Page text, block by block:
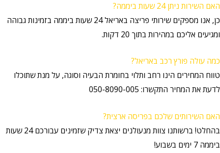
האם השירות ניתן 24 שעות ביממה?
כן, אנו מספקים שירותי פריצה באריאל 24 שעות ביממה בזמינות גבוהה
ומגיעים אליכם במהירות בתוך 20 דקות.
כמה עולה פורץ רכב באריאל?
טווח המחירים הינו רחב ותלוי בחומרת הבעיה וסוגה, על מנת שתוכלו
לדעת את המחיר התקשרו: 050-8090-005
האם השירותים שלכם בפריסה ארצית?
בהחלט! ברשותנו צוות מנעולנים יצאת צדיק שזמינים עבורכם 24 שעות
ביממה 7 ימים בשבוע!